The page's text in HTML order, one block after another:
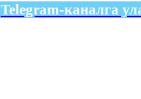
Telegram-каналга